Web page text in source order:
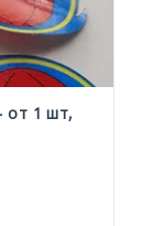
от 1 шт,